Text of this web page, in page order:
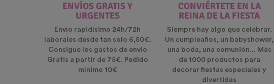
ENVÍOS GRATIS Y
URGENTES
Envío rapidísimo 24h/72h
laborales desde tan solo 6,50€.
Consigue los gastos de envio
Gratis a partir de 75€. Pedido
mínimo 10€
CONVIÉRTETE EN LA
REINA DE LA FIESTA
Siempre hay algo que celebrar.
Un cumpleaños, un babyshower,
una boda, una comunión... Más
de 1000 productos para
decorar fiestas especiales y
divertidas